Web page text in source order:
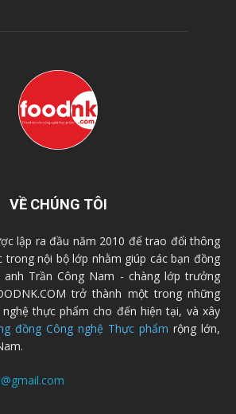
VỀ CHÚNG TÔI
lập ra đầu năm 2010 để trao đổi thông
trong nội bộ lớp nhằm giúp các bạn đồng
Trần Công Nam - chàng lớp trưởng
trở thành một trong những
thực phẩm cho đến hiện tại, và xây
đồng Công nghệ Thực phẩm rộng lớn,